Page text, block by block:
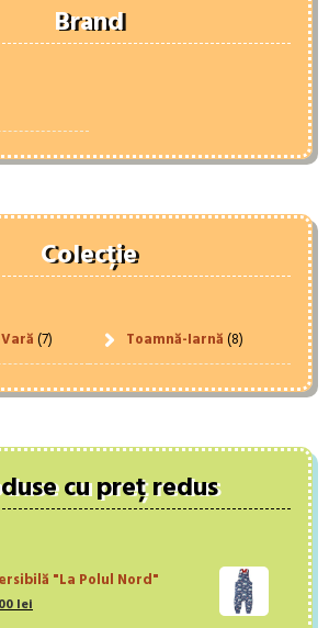
Brand
Colecție
(7) Toamnă-Iarnă(8)
cu preț redus
"La Polul Nord"
lei